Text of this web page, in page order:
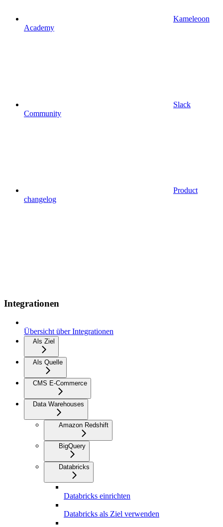
Kameleoon
Academy
Slack
Community
Product
changelog
Integrationen
Übersicht über Integrationen
Als Ziel
Als Quelle
CMS E-Commerce
Data Warehouses
Amazon Redshift
BigQuery
Databricks
Databricks einrichten
Databricks als Ziel verwenden